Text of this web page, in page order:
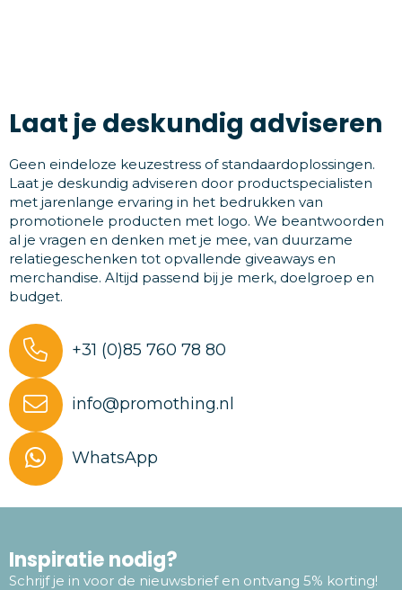
Laat je deskundig adviseren
Geen eindeloze keuzestress of standaardoplossingen.
Laat je deskundig adviseren door productspecialisten
met jarenlange ervaring in het bedrukken van
promotionele producten met logo. We beantwoorden
al je vragen en denken met je mee, van duurzame
relatiegeschenken tot opvallende giveaways en
merchandise. Altijd passend bij je merk, doelgroep en
budget.
+31 (0)85 760 78 80
info@promothing.nl
WhatsApp
Inspiratie nodig?
Schrijf je in voor de nieuwsbrief en ontvang 5% korting!